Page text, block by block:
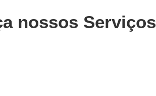
nossos Serviços